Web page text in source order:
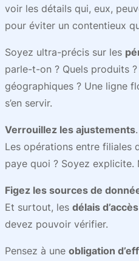
voir les détails qui, eux,
pour éviter un contentieux
Soyez ultra-précis sur les
parle-t-on ? Quels produits
géographiques ? Une ligne
s’en servir.
Verrouillez les ajustements
Les opérations entre filiales
paye quoi ? Soyez explicite.
Figez les sources de
Et surtout, les délais d’accès
devez pouvoir vérifier.
Pensez à une obligation